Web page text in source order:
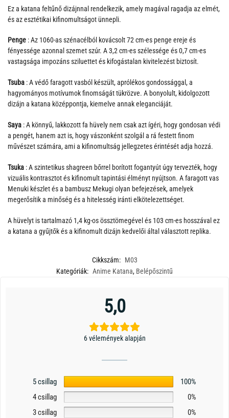
Ez a katana feltűnő dizájnnal rendelkezik, amely magával ragadja az elmét,
és az esztétikai kifinomultságot ünnepli.
Penge : Az 1060-as szénacélból kovácsolt 72 cm-es penge ereje és
fényessége azonnal szemet szúr. A 3,2 cm-es szélessége és 0,7 cm-es
vastagsága impozáns sziluettet és kifogástalan kivitelezést biztosít.
Tsuba : A védő faragott vasból készült, aprólékos gondossággal, a
hagyományos motívumok finomságát tükrözve. A bonyolult, kidolgozott
dizájn a katana középpontja, kiemelve annak eleganciáját.
Saya : A könnyű, lakkozott fa hüvely nem csak azt ígéri, hogy gondosan védi
a pengét, hanem azt is, hogy vászonként szolgál a rá festett finom
művészet számára, ami a kifinomultság jellegzetes érintését adja hozzá.
Tsuka : A szintetikus shagreen bőrrel borított fogantyút úgy tervezték, hogy
vizuális kontrasztot és kifinomult tapintási élményt nyújtson. A faragott vas
Menuki készlet és a bambusz Mekugi olyan befejezések, amelyek
megerősítik a minőség és a hitelesség iránti elkötelezettséget.
A hüvelyt is tartalmazó 1,4 kg-os össztömegével és 103 cm-es hosszával ez
a katana a gyűjtők és a kifinomult dizájn kedvelői által választott replika.
Cikkszám: M03
Kategóriák: Anime Katana, Belépőszintű
5,0
6 vélemények alapján
5 csillag
100%
4 csillag
0%
3 csillag
0%